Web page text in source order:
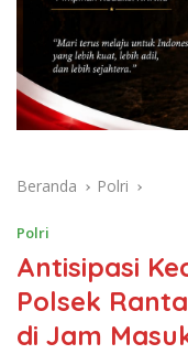
Beranda Polri
Polri
Antisipasi
Polsek
di Jam